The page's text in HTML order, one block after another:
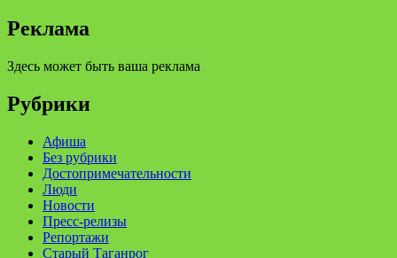
Реклама
Здесь может быть ваша реклама
Рубрики
Афиша
Без рубрики
Достопримечательности
Люди
Новости
Пресс-релизы
Репортажи
Старый Таганрог